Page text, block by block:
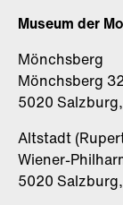
Museum der
Mönchsberg
Mönchsberg 32
5020
Altstadt
Wiener-
5020